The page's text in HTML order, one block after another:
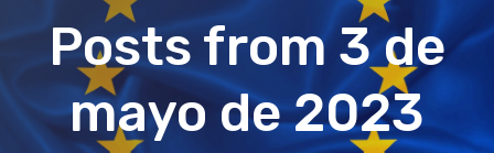
Posts from 3 de
mayo de 2023